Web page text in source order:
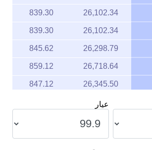
26,102.34
839.30
26,102.34
839.30
26,298.79
845.62
26,718.64
859.12
26,345.50
847.12
25,978.60
26,631.42
26,476.16
851.32
عيار